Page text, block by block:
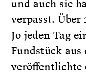
und auch sie
verpasst. Über
Jo jeden Tag
Fundstück
veröffentlichte